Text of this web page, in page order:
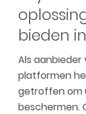
bieden
Als
platformen
getroffen om
beschermen.